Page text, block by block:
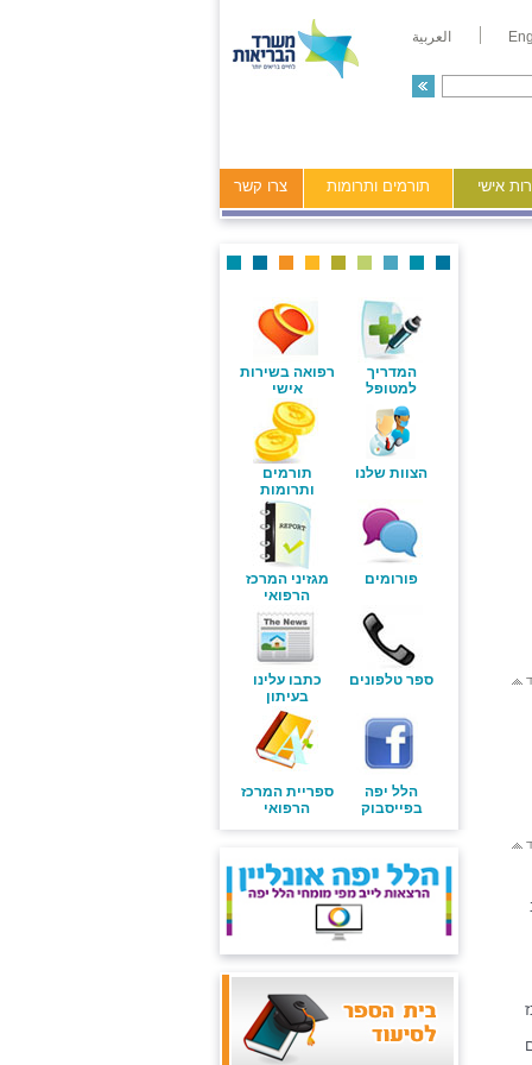
العربية
אישי תורמים ותרומות צרו קשר
המדריך
למטופל
רפואה בשירות
אישי
הצוות שלנו
תורמים
ותרומות
פורומים
מגזיני המרכז
הרפואי
ספר טלפונים
כתבו עלינו
בעיתון
הלל יפה
בפייסבוק
ספריית המרכז
הרפואי